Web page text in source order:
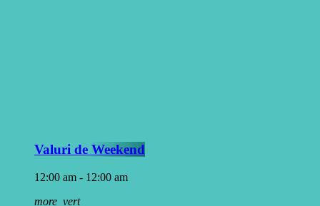
Valuri de Weekend
12:00 am - 12:00 am
more_vert